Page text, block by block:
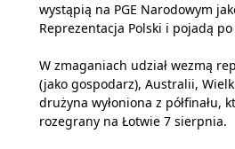
wystąpią na PGE Narodowym
Reprezentacja Polski i pojadą
W zmaganiach udział wezmą
(jako gospodarz), Australii,
drużyna wyłoniona z półfinału,
rozegrany na Łotwie 7 sierpnia.